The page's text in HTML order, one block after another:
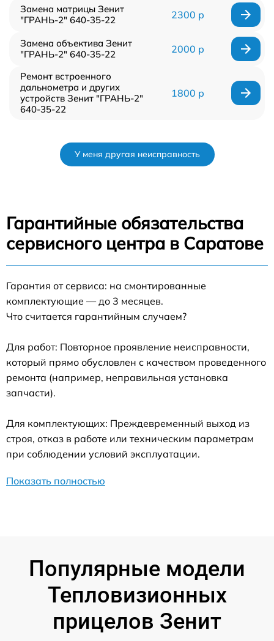
Замена матрицы Зенит
"ГРАНЬ-2" 640-35-22
2300 р
Замена объектива Зенит
"ГРАНЬ-2" 640-35-22
2000 р
Ремонт встроенного
дальнометра и других
устройств Зенит "ГРАНЬ-2"
640-35-22
1800 р
У меня другая неисправность
Гарантийные обязательства
сервисного центра в Саратове
Гарантия от сервиса: на смонтированные
комплектующие — до 3 месяцев.
Что считается гарантийным случаем?
Для работ: Повторное проявление неисправности,
который прямо обусловлен с качеством проведенного
ремонта (например, неправильная установка
запчасти).
Для комплектующих: Преждевременный выход из
строя, отказ в работе или техническим параметрам
при соблюдении условий эксплуатации.
Показать полностью
Популярные модели
Тепловизионных
прицелов Зенит